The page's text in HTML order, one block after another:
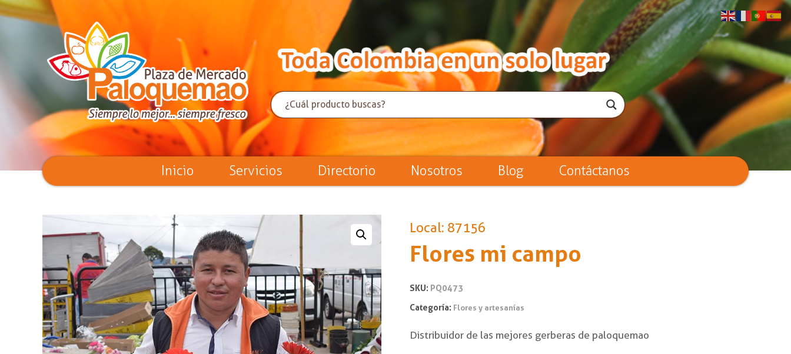
Inicio Servicios Directorio Nosotros Blog Contáctanos
Local: 87156
Flores mi campo
SKU: PQ0473
Categoría: Flores y artesanías
Distribuidor de las mejores gerberas de paloquemao